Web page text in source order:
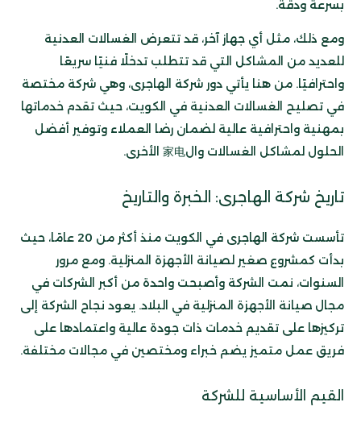
بسرعة ودقة.
ومع ذلك، مثل أي جهاز آخر، قد تتعرض الغسالات العدنية
للعديد من المشاكل التي قد تتطلب تدخلًا فنيًا سريعًا
واحترافيًا. من هنا يأتي دور شركة الهاجرى، وهي شركة مختصة
في تصليح الغسالات العدنية في الكويت، حيث تقدم خدماتها
بمهنية واحترافية عالية لضمان رضا العملاء وتوفير أفضل
الحلول لمشاكل الغسالات وال家电 الأخرى.
تاريخ شركة الهاجرى: الخبرة والتاريخ
تأسست شركة الهاجرى في الكويت منذ أكثر من 20 عامًا، حيث
بدأت كمشروع صغير لصيانة الأجهزة المنزلية. ومع مرور
السنوات، نمت الشركة وأصبحت واحدة من أكبر الشركات في
مجال صيانة الأجهزة المنزلية في البلاد. يعود نجاح الشركة إلى
تركيزها على تقديم خدمات ذات جودة عالية واعتمادها على
فريق عمل متميز يضم خبراء ومختصين في مجالات مختلفة.
القيم الأساسية للشركة